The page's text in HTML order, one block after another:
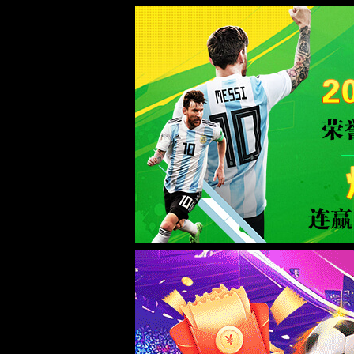
伟德国际1946(中国)有限公司-